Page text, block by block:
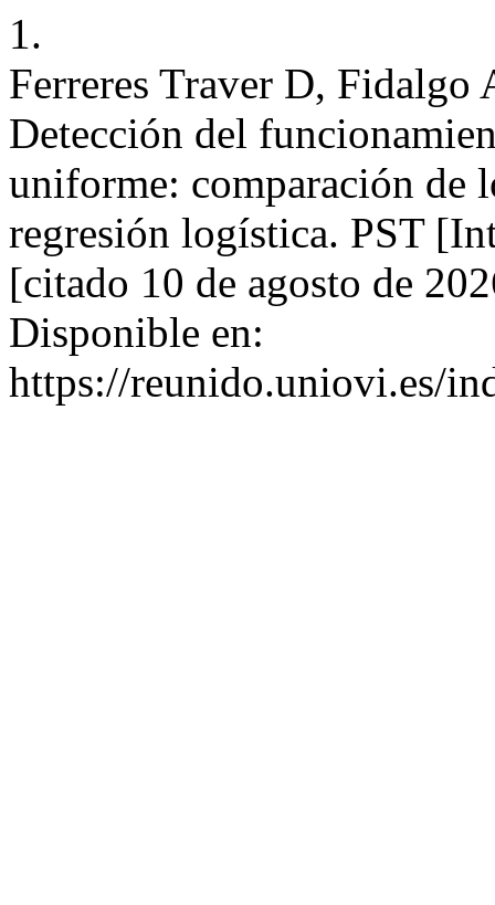
1.
Ferreres Traver D,
Detección del
uniforme: comparación de
regresión logística. PST
[citado 10 de agosto de
Disponible en:
https://reunido.uniovi.es/